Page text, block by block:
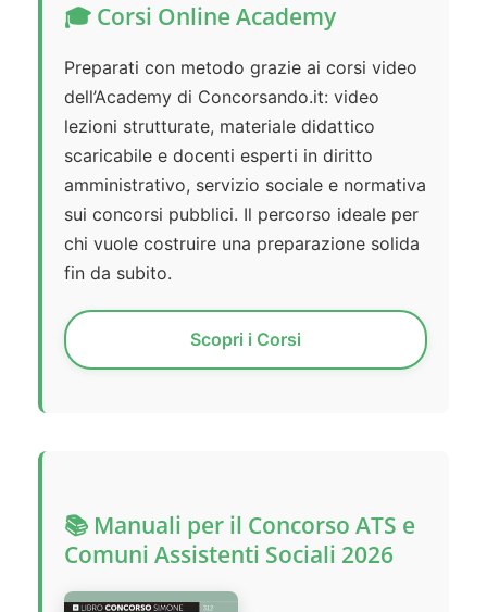
🎓 Corsi Online Academy
Preparati con metodo grazie ai corsi video
dell’Academy di Concorsando.it: video
lezioni strutturate, materiale didattico
scaricabile e docenti esperti in diritto
amministrativo, servizio sociale e normativa
sui concorsi pubblici. Il percorso ideale per
chi vuole costruire una preparazione solida
fin da subito.
Scopri i Corsi
📚 Manuali per il Concorso ATS e
Comuni Assistenti Sociali 2026